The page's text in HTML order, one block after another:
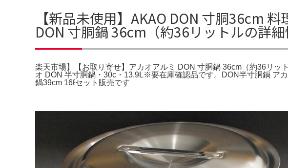
【新品未使用】AKAO DON 寸胴36cm
DON 寸胴鍋 36cm（約36リットルの詳
楽天市場】【お取り寄せ】アカオアルミ DON 寸胴鍋 36cm（約36リッ
オ DON 半寸胴鍋・30c・13.9L※要在庫確認品です。DON半寸胴鍋 ア
鍋39cm 16ℓセット販売です